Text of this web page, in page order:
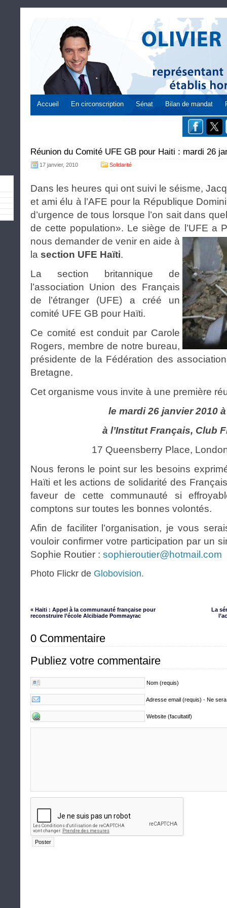
Accueil En circonscription Sénat Bilan de mandat
Réunion du Comité UFE GB pour Haiti : mardi 26
17 janvier, 2010 Solidarité
Dans les heures qui ont suivi le séisme,
et ami élu à l’AFE pour la République
d’urgence de tous lorsque l’on sait dans
de cette population». Le siège de l’UFE a
nous demander de venir en aide à
la section UFE Haïti.
La section britannique de
l’association Union des Français
de l’étranger (UFE) a créé un
comité UFE GB pour Haïti.
Ce comité est conduit par Carole
Rogers, membre de notre bureau,
présidente de la Fédération des
Bretagne.
Cet organisme vous invite à une première
le mardi 26 janvier 2010
à l’Institut Français, Club
17 Queensberry Place,
Nous ferons le point sur les besoins
Haïti et les actions de solidarité des
faveur de cette communauté si
comptons sur toutes les bonnes volontés.
Afin de faciliter l’organisation, je vous
vouloir confirmer votre participation par un
Sophie Routier : sophieroutier@hotmail.com
Photo Flickr de Globovision.
« Haiti : Appel à la communauté française pour
reconstruire l’école Alcibiade Pommayrac
La
0 Commentaire
Publiez votre commentaire
Nom (requis)
Adresse email (requis) - Ne
Website (facultatif)